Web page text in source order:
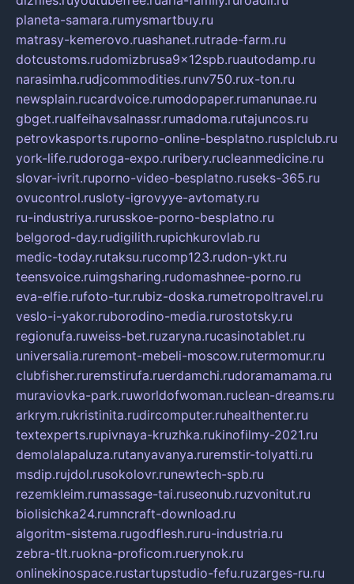
planeta-samara.rumysmartbuy.ru
matrasy-kemerovo.ruashanet.rutrade-farm.ru
dotcustoms.rudomizbrusa9x12spb.ruautodamp.ru
narasimha.rudjcommodities.runv750.rux-ton.ru
newsplain.rucardvoice.rumodopaper.rumanunae.ru
gbget.rualfeihavsalnassr.rumadoma.rutajuncos.ru
petrovkasports.ruporno-online-besplatno.rusplclub.ru
york-life.rudoroga-expo.ruribery.rucleanmedicine.ru
slovar-ivrit.ruporno-video-besplatno.ruseks-365.ru
ovucontrol.rusloty-igrovyye-avtomaty.ru
ru-industriya.rurusskoe-porno-besplatno.ru
belgorod-day.rudigilith.rupichkurovlab.ru
medic-today.rutaksu.rucomp123.rudon-ykt.ru
teensvoice.ruimgsharing.rudomashnee-porno.ru
eva-elfie.rufoto-tur.rubiz-doska.rumetropoltravel.ru
veslo-i-yakor.ruborodino-media.rurostotsky.ru
regionufa.ruweiss-bet.ruzaryna.rucasinotablet.ru
universalia.ruremont-mebeli-moscow.rutermomur.ru
clubfisher.ruremstirufa.ruerdamchi.rudoramamama.ru
muraviovka-park.ruworldofwoman.ruclean-dreams.ru
arkrym.rukristinita.rudircomputer.ruhealthenter.ru
textexperts.rupivnaya-kruzhka.rukinofilmy-2021.ru
demolalapaluza.rutanyavanya.ruremstir-tolyatti.ru
msdip.rujdol.rusokolovr.runewtech-spb.ru
rezemkleim.rumassage-tai.ruseonub.ruzvonitut.ru
biolisichka24.rumncraft-download.ru
algoritm-sistema.rugodflesh.ruru-industria.ru
zebra-tlt.ruokna-proficom.ruerynok.ru
onlinekinospace.rustartupstudio-fefu.ruzarges-ru.ru